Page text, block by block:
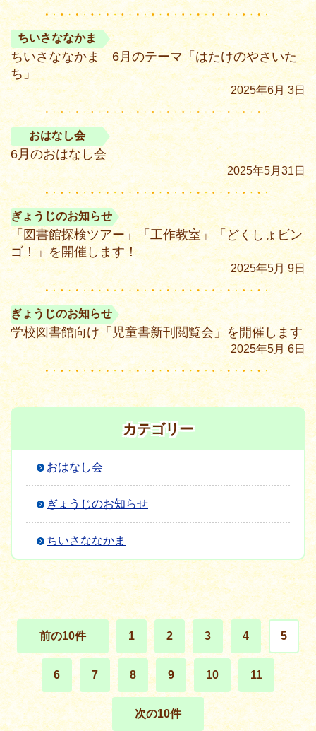
ちいさななかま
ちいさななかま 6月のテーマ「はたけのやさいた
ち」
2025年6月 3日
おはなし会
6月のおはなし会
2025年5月31日
ぎょうじのお知らせ
「図書館探検ツアー」「工作教室」「どくしょビン
ゴ！」を開催します！
2025年5月 9日
ぎょうじのお知らせ
学校図書館向け「児童書新刊閲覧会」を開催します
2025年5月 6日
カテゴリー
おはなし会
ぎょうじのお知らせ
ちいさななかま
前の10件 1 2 3 4 5
6 7 8 9 10 11
次の10件